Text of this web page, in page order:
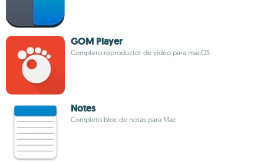
GOM Player
Completo reproductor de vídeo para macOS
Notes
Completo bloc de notas para Mac